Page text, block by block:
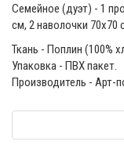
Семейное (дуэт) - 1
см, 2 наволочки 70х70
Ткань - Поплин (100%
Упаковка - ПВХ пакет.
Производитель - Арт-